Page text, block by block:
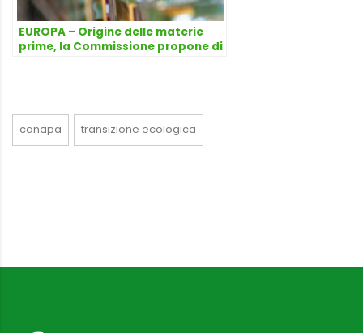
EUROPA – Origine delle materie
prime, la Commissione propone di
canapa transizione ecologica